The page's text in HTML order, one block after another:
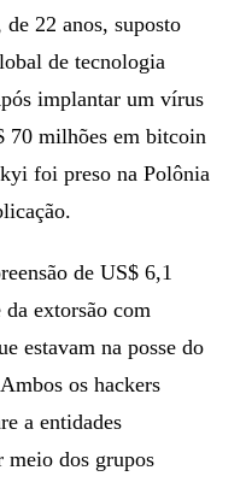
22 anos, suposto
de tecnologia
implantar um vírus
70 milhões em bitcoin
foi preso na Polônia
de US$ 6,1
extorsão com
estavam na posse do
os hackers
a entidades
meio dos grupos